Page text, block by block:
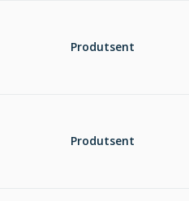
Produtsent
Produtsent